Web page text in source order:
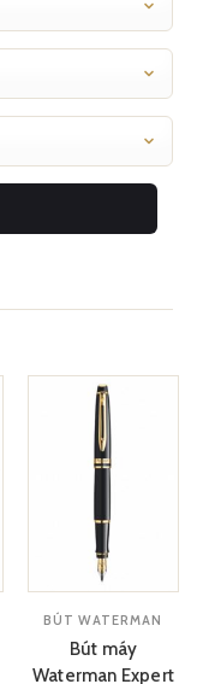
BÚT WATERMAN
Bút máy
Waterman Expert